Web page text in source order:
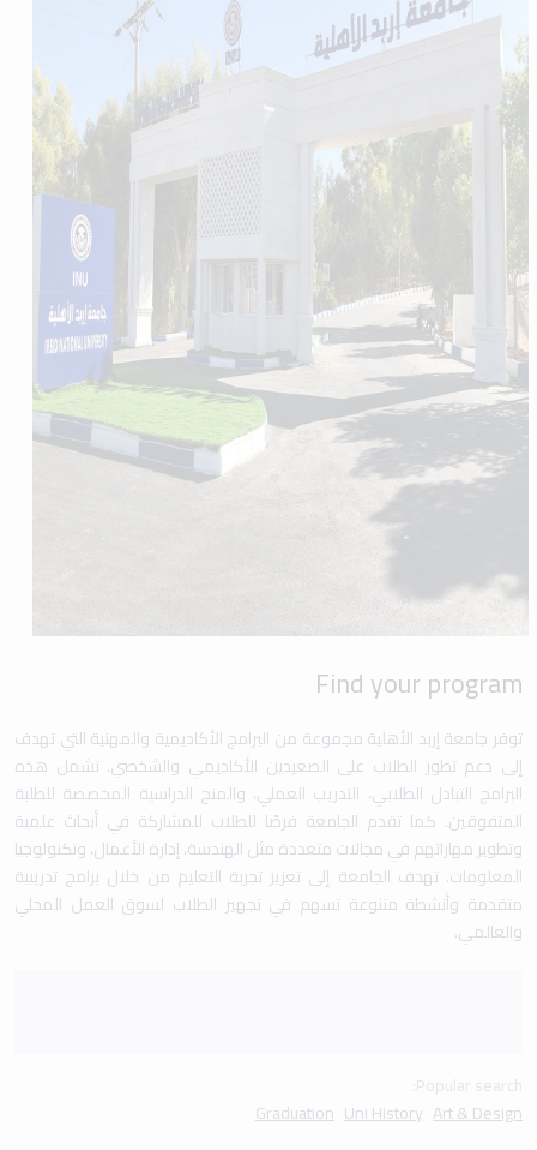
Find your program
توفر جامعة إربد الأهلية مجموعة من البرامج الأكاديمية والمهنية التي تهدف
إلى دعم تطور الطلاب على الصعيدين الأكاديمي والشخصي. تشمل هذه
البرامج التبادل الطلابي، التدريب العملي، والمنح الدراسية المخصصة للطلبة
المتفوقين. كما تقدم الجامعة فرصًا للطلاب للمشاركة في أبحاث علمية
وتطوير مهاراتهم في مجالات متعددة مثل الهندسة، إدارة الأعمال، وتكنولوجيا
المعلومات. تهدف الجامعة إلى تعزيز تجربة التعليم من خلال برامج تدريبية
متقدمة وأنشطة متنوعة تسهم في تجهيز الطلاب لسوق العمل المحلي
والعالمي.
Art & Design
Uni History
Graduation